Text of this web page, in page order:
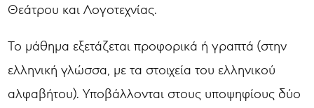
Θεάτρου και Λογοτεχνίας.
Το μάθημα εξετάζεται προφορικά ή γραπτά (στην
ελληνική γλώσσα, με τα στοιχεία του ελληνικού
αλφαβήτου). Υποβάλλονται στους υποψηφίους δύο